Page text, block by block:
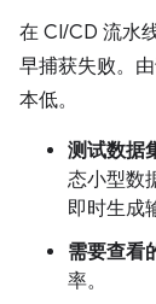
在 CI/CD 流水
早捕获失败。
本低。
测试数据
态小型数
即时生成
需要查看
率。